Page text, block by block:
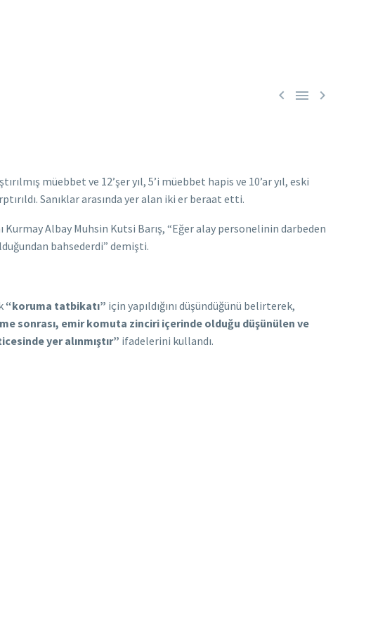
  
müebbet ve 12’şer yıl, 5’i müebbet hapis ve 10’ar yıl, eski
Sanıklar arasında yer alan iki er beraat etti.
Kurmay Albay Muhsin Kutsi Barış, “Eğer alay personelinin darbeden
bahsederdi” demişti.
“koruma tatbikatı” için yapıldığını düşündüğünü belirterek,
sonrası, emir komuta zinciri içerinde olduğu düşünülen ve
yer alınmıştır” ifadelerini kullandı.